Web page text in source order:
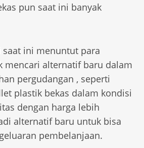
pun saat ini banyak
ini menuntut para
mencari alternatif baru dalam
pergudangan , seperti
plastik bekas dalam kondisi
dengan harga lebih
alternatif baru untuk bisa
pembelanjaan.